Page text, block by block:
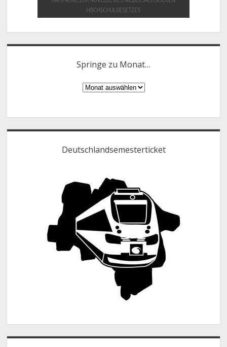
Springe zu Monat…
Springe
Deutschlandsemesterticket